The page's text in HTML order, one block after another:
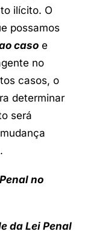
ilícito. O
possamos
casoe
no
casos, o
determinar
será
no
da Lei Penal